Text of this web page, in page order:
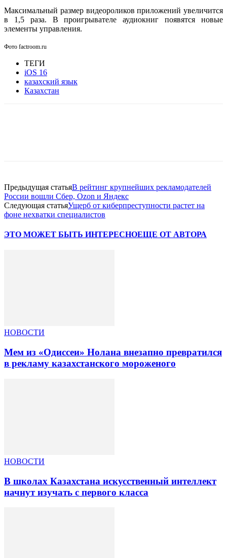
Максимальный размер видеороликов приложений увеличится
в 1,5 раза. В проигрывателе аудиокниг появятся новые
элементы управления.
Фото factroom.ru
ТЕГИ
iOS 16
казахский язык
Казахстан
Предыдущая статьяВ рейтинг крупнейших рекламодателей
России вошли Сбер, Ozon и Яндекс
Следующая статьяУщерб от киберпреступности растет на
фоне нехватки специалистов
ЭТО МОЖЕТ БЫТЬ ИНТЕРЕСНОЕЩЕ ОТ АВТОРА
НОВОСТИ
Мем из «Одиссеи» Нолана внезапно превратился
в рекламу казахстанского мороженого
НОВОСТИ
В школах Казахстана искусственный интеллект
начнут изучать с первого класса